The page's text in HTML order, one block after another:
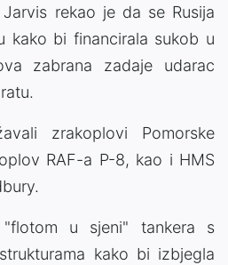
rekao je da se Rusija
kako bi financirala sukob u
zabrana zadaje udarac
zrakoplovi Pomorske
RAF-a P-8, kao i HMS
"flotom u sjeni" tankera s
kako bi izbjegla